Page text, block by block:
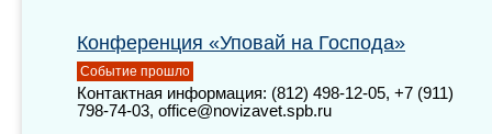
Конференция «Уповай на Господа»
Событие прошло
Контактная информация: (812) 498-12-05, +7 (911)
798-74-03, office@novizavet.spb.ru